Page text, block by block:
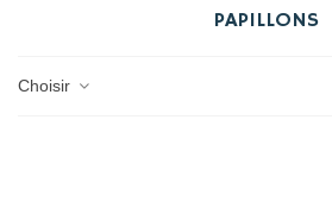
PAPILLONS
Choisir